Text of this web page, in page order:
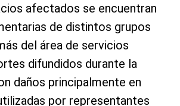
afectados se encuentran
de distintos grupos
del área de servicios
difundidos durante la
daños principalmente en
por representantes